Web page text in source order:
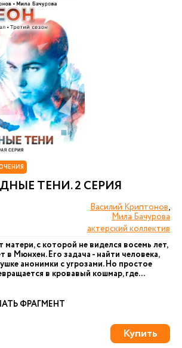
ТЕНИ. 2 СЕРИЯ
Василий Криптонов,
Мила Бачурова
актерский коллектив
с которой не виделся восемь лет,
в Мюнхен. Его задача - найти человека,
анонимки с угрозами. Но простое
в кровавый кошмар, где...
ФРАГМЕНТ
Купить